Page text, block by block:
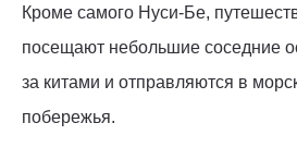
Кроме самого Нуси-Бе,
посещают небольшие соседние
за китами и отправляются в
побережья.